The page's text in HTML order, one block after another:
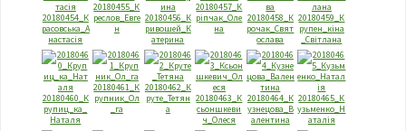
20180454_К
расовська_А
настасiя
20180455_К
реслов_Eвге
н
20180456_К
ривошей_К
атерина
20180457_К
рiпчак_Оле
на
20180458_К
рочак_Свят
ослава
20180459_К
рупен_кiна
_Свiтлана
20180460_К
рупиц_ка_
Наталя
20180461_К
рупник_Ол
_га
20180462_К
руте_Тетян
а
20180463_К
сьоншкеви
ч_Олеся
20180464_К
узнецова_В
алентина
20180465_К
узьменко_Н
аталiя